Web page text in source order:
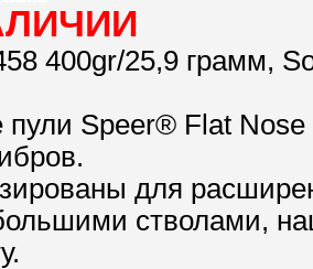
400gr/25,9 грамм,
Speer® Flat
для
стволами,